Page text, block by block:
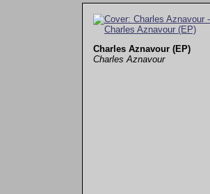
Charles Aznavour (EP)
Charles Aznavour